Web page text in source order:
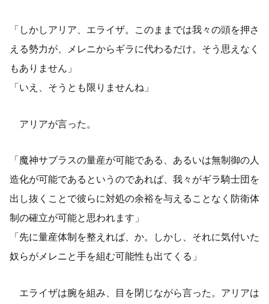
「しかしアリア、エライザ。このままでは我々の頭を押さ
える勢力が、メレニからギラに代わるだけ。そう思えなく
もありません」
「いえ、そうとも限りませんね」
アリアが言った。
「魔神サブラスの量産が可能である、あるいは無制御の人
造化が可能であるというのであれば、我々がギラ騎士団を
出し抜くことで彼らに対処の余裕を与えることなく防衛体
制の確立が可能と思われます」
「先に量産体制を整えれば、か。しかし、それに気付いた
奴らがメレニと手を組む可能性も出てくる」
エライザは腕を組み、目を閉じながら言った。アリアは